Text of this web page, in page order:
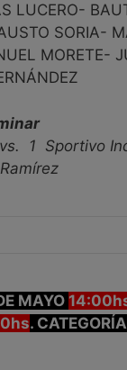
LUCERO-
SORIA-
MORETE-
1 Sportivo
MAYO
. CATEGORÍA